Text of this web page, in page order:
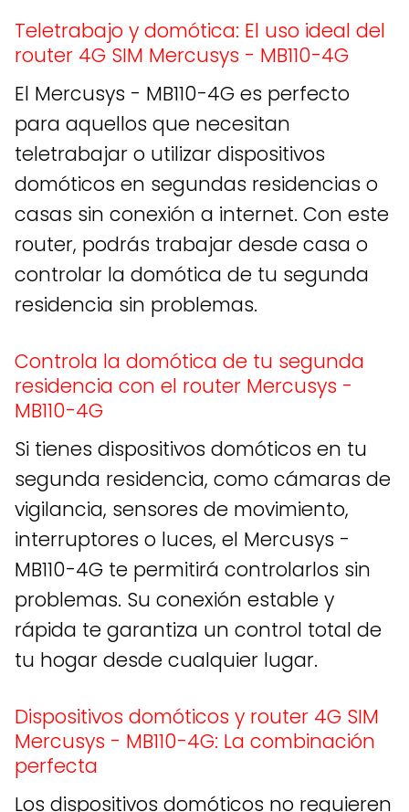
Teletrabajo y domótica: El uso ideal del
router 4G SIM Mercusys - MB110-4G
El Mercusys - MB110-4G es perfecto
para aquellos que necesitan
teletrabajar o utilizar dispositivos
domóticos en segundas residencias o
casas sin conexión a internet. Con este
router, podrás trabajar desde casa o
controlar la domótica de tu segunda
residencia sin problemas.
Controla la domótica de tu segunda
residencia con el router Mercusys -
MB110-4G
Si tienes dispositivos domóticos en tu
segunda residencia, como cámaras de
vigilancia, sensores de movimiento,
interruptores o luces, el Mercusys -
MB110-4G te permitirá controlarlos sin
problemas. Su conexión estable y
rápida te garantiza un control total de
tu hogar desde cualquier lugar.
Dispositivos domóticos y router 4G SIM
Mercusys - MB110-4G: La combinación
perfecta
Los dispositivos domóticos no requieren